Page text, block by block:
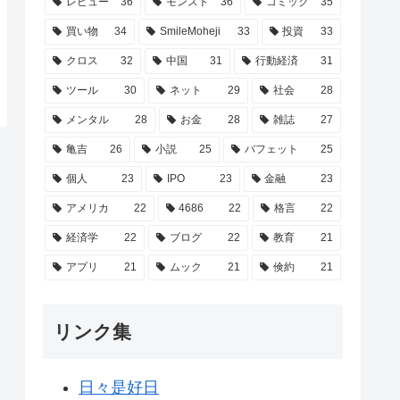
買い物 34 SmileMoheji 33 投資 33
クロス 32 中国 31 行動経済 31
ツール 30 ネット 29 社会 28
メンタル 28 お金 28 雑誌 27
亀吉 26 小説 25 バフェット 25
個人 23 IPO 23 金融 23
アメリカ 22 4686 22 格言 22
経済学 22 ブログ 22 教育 21
アプリ 21 ムック 21 倹約 21
リンク集
日々是好日